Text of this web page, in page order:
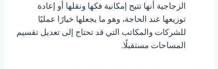
الزجاجية أنها تتيح إمكانية فكها ونقلها أو إعادة
توزيعها عند الحاجة، وهو ما يجعلها خيارًا عمليًا
للشركات والمكاتب التي قد تحتاج إلى تعديل تقسيم
المساحات مستقبلًا.